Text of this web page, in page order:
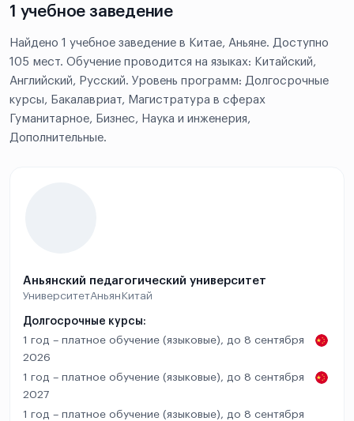
1 учебное заведение
Найдено 1 учебное заведение в Китае, Аньяне. Доступно
105 мест. Обучение проводится на языках: Китайский,
Английский, Русский. Уровень программ: Долгосрочные
курсы, Бакалавриат, Магистратура в сферах
Гуманитарное, Бизнес, Наука и инженерия,
Дополнительные.
Аньянский педагогический университет
УниверситетАньян Китай
Долгосрочные курсы:
1 год – платное обучение (языковые), до 8 сентября
2026
1 год – платное обучение (языковые), до 8 сентября
2027
1 год – платное обучение (языковые), до 8 сентября